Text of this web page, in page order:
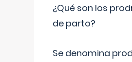
¿Qué son los
de parto?
Se denomina